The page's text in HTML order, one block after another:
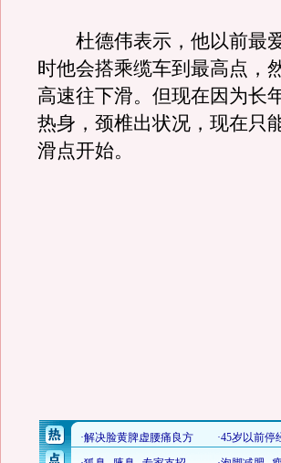
杜德伟表示，他以前最
时他会搭乘缆车到最高点，
高速往下滑。但现在因为长
热身，颈椎出状况，现在只
滑点开始。